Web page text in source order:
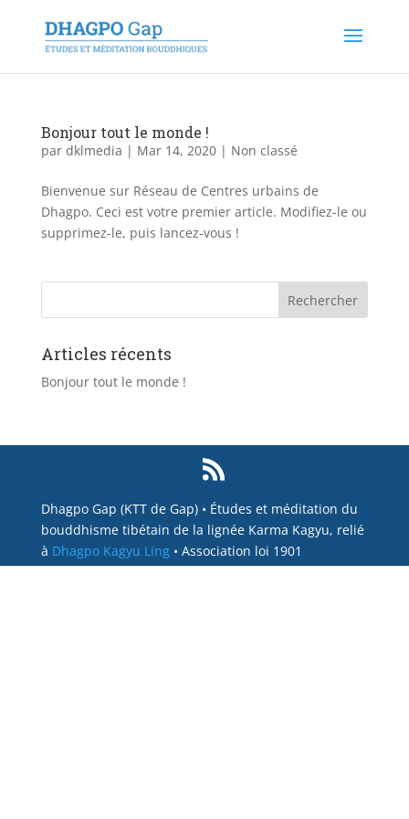
Bonjour tout le monde !
par dklmedia | Mar 14, 2020| Non classé
Bienvenue sur Réseau de Centres urbains de
Dhagpo. Ceci est votre premier article. Modifiez-le ou
supprimez-le, puis lancez-vous !
Articles récents
Bonjour tout le monde !
Dhagpo Gap (KTT de Gap) • Études et méditation du
bouddhisme tibétain de la lignée Karma Kagyu, relié
à Dhagpo Kagyu Ling• Association loi 1901